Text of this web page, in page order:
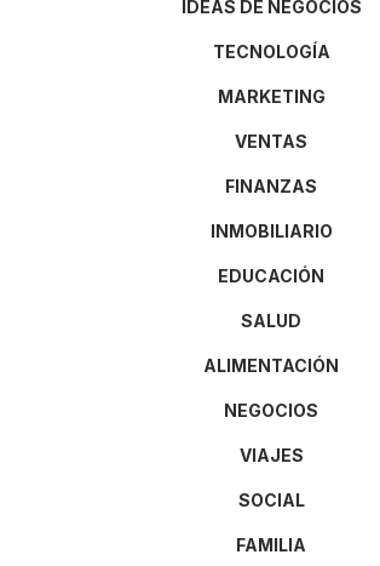
IDEAS DE NEGOCIOS
TECNOLOGÍA
MARKETING
VENTAS
FINANZAS
INMOBILIARIO
EDUCACIÓN
SALUD
ALIMENTACIÓN
NEGOCIOS
VIAJES
SOCIAL
FAMILIA